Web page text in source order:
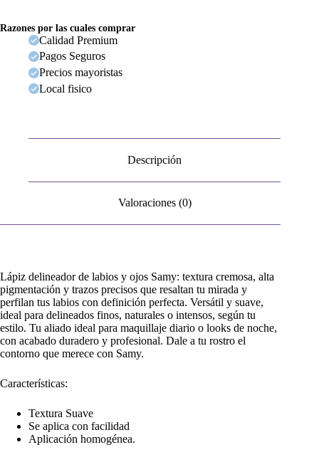
Razones por las cuales comprar
Calidad Premium
Pagos Seguros
Precios mayoristas
Local fisico
Descripción
Valoraciones (0)
Lápiz delineador de labios y ojos Samy: textura cremosa, alta
pigmentación y trazos precisos que resaltan tu mirada y
perfilan tus labios con definición perfecta. Versátil y suave,
ideal para delineados finos, naturales o intensos, según tu
estilo. Tu aliado ideal para maquillaje diario o looks de noche,
con acabado duradero y profesional. Dale a tu rostro el
contorno que merece con Samy.
Características:
Textura Suave
Se aplica con facilidad
Aplicación homogénea.